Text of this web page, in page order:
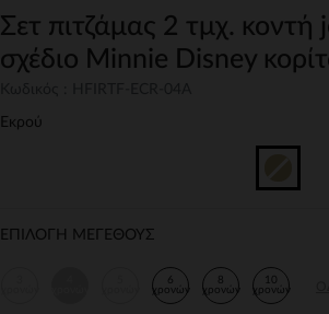
Σετ πιτζάμας 2 τμχ. κοντή
σχέδιο Minnie Disney
Εκρού
ΕΠΙΛΟΓΗ ΜΕΓΕΘΟΥΣ
6
χρονών
8
χρονών
10
χρονών